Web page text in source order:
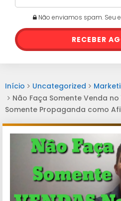
Não enviamos spam. Seu
RECEBER
Início Uncategorized
Não Faça Somente Venda
Somente Propaganda como